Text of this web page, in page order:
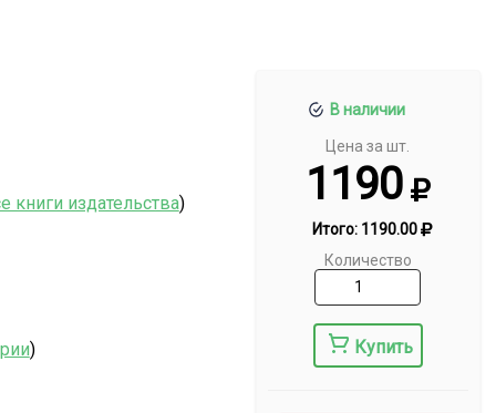
В наличии
Цена за шт.
1190
Итого: 1190.00
Количество
Купить
книги издательства)
)